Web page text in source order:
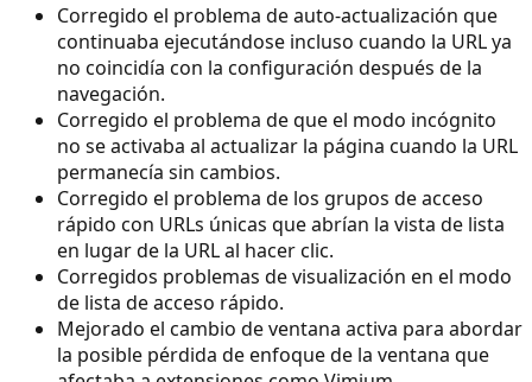
Corregido el problema de auto-actualización que
continuaba ejecutándose incluso cuando la URL ya
no coincidía con la configuración después de la
navegación.
Corregido el problema de que el modo incógnito
no se activaba al actualizar la página cuando la URL
permanecía sin cambios.
Corregido el problema de los grupos de acceso
rápido con URLs únicas que abrían la vista de lista
en lugar de la URL al hacer clic.
Corregidos problemas de visualización en el modo
de lista de acceso rápido.
Mejorado el cambio de ventana activa para abordar
la posible pérdida de enfoque de la ventana que